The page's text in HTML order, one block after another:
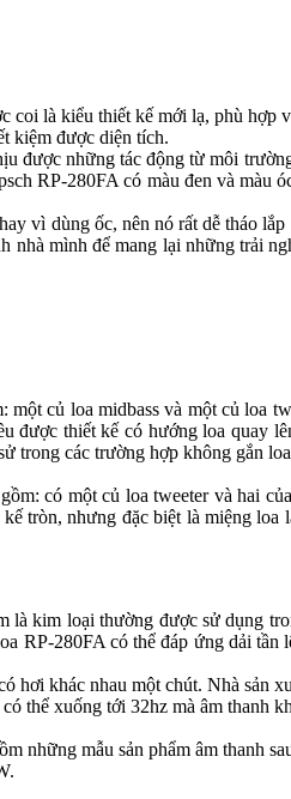
là kiểu thiết kế mới lạ, phù hợp
kiệm được diện tích.
được những tác động từ môi
RP-280FA có màu đen và màu
vì dùng ốc, nên nó rất dễ tháo
mình để mang lại những trải
củ loa midbass và một củ loa
được thiết kế có hướng loa quay
các trường hợp không gắn
có một củ loa tweeter và hai
tròn, nhưng đặc biệt là miệng
kim loại thường được sử dụng
RP-280FA có thể đáp ứng dải tần
khác nhau một chút. Nhà sản
thể xuống tới 32hz mà âm thanh
những mẫu sản phẩm âm thanh